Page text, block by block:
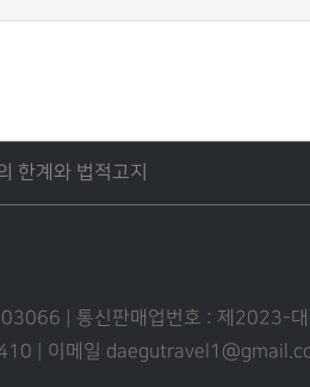
한계와 법적고지
| 통신판매업번호 : 제2023-
이메일